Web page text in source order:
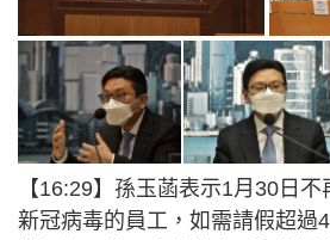
【16:29】孫玉菡表示1月30日
新冠病毒的員工，如需請假超過